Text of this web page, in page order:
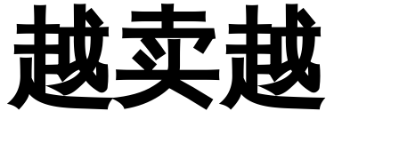
越卖越